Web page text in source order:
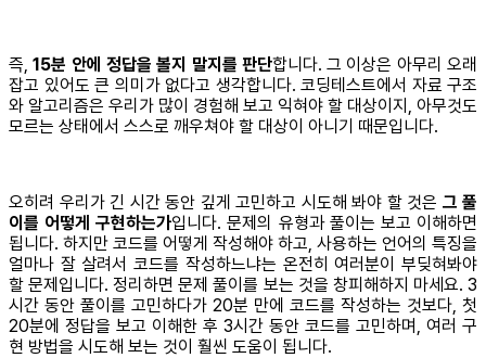
즉,15분 안에 정답을 볼지 말지를 판단합니다. 그 이상은 아무리 오래
잡고 있어도 큰 의미가 없다고 생각합니다. 코딩테스트에서 자료 구조
와 알고리즘은 우리가 많이 경험해 보고 익혀야 할 대상이지, 아무것도
모르는 상태에서 스스로 깨우쳐야 할 대상이 아니기 때문입니다.
오히려 우리가 긴 시간 동안 깊게 고민하고 시도해 봐야 할 것은 그 풀
이를 어떻게 구현하는가입니다. 문제의 유형과 풀이는 보고 이해하면
됩니다. 하지만 코드를 어떻게 작성해야 하고, 사용하는 언어의 특징을
얼마나 잘 살려서 코드를 작성하느냐는 온전히 여러분이 부딪혀봐야
할 문제입니다. 정리하면 문제 풀이를 보는 것을 창피해하지 마세요. 3
시간 동안 풀이를 고민하다가 20분 만에 코드를 작성하는 것보다, 첫
20분에 정답을 보고 이해한 후 3시간 동안 코드를 고민하며, 여러 구
현 방법을 시도해 보는 것이 훨씬 도움이 됩니다.